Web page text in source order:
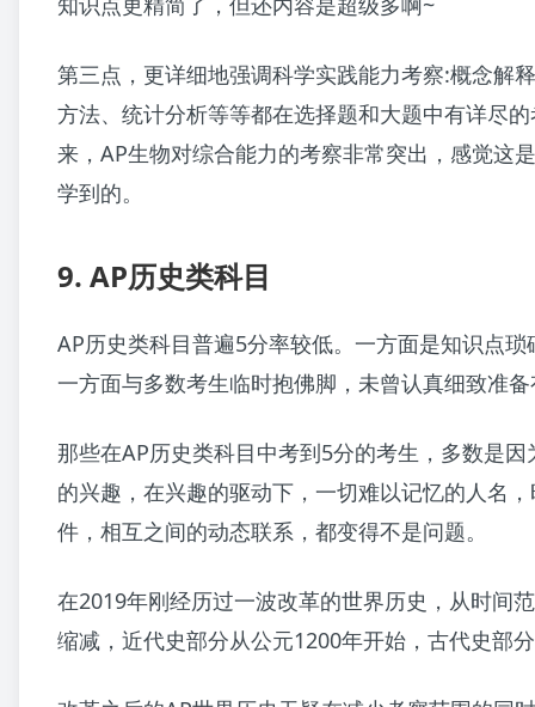
第三点，更详细地强调科学实践能力考察:概念解
方法、统计分析等等都在选择题和大题中有详尽
来，AP生物对综合能力的考察非常突出，感觉这
学到的。
9. AP历史类科目
AP历史类科目普遍5分率较低。一方面是知识点
一方面与多数考生临时抱佛脚，未曾认真细致准
那些在AP历史类科目中考到5分的考生，多数是
的兴趣，在兴趣的驱动下，一切难以记忆的人名
件，相互之间的动态联系，都变得不是问题。
在2019年刚经历过一波改革的世界历史，从时间
缩减，近代史部分从公元1200年开始，古代史部